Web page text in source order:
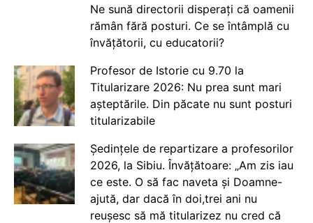
Ne sună directorii disperați că oamenii
rămân fără posturi. Ce se întâmplă cu
învățătorii, cu educatorii?
Profesor de Istorie cu 9.70 la
Titularizare 2026: Nu prea sunt mari
așteptările. Din păcate nu sunt posturi
titularizabile
Ședințele de repartizare a profesorilor
2026, la Sibiu. Învățătoare: „Am zis iau
ce este. O să fac naveta și Doamne-
ajută, dar dacă în doi,trei ani nu
reușesc să mă titularizez nu cred că